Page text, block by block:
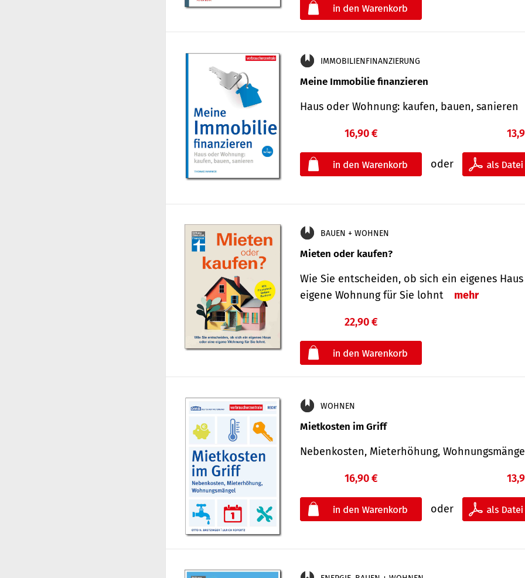
IMMOBILIENFINANZIERUNG
Meine Immobilie finanzieren
Haus oder Wohnung: kaufen, bauen, sanieren
16,90 €
oder
BAUEN + WOHNEN
Mieten oder kaufen?
Wie Sie entscheiden, ob sich ein eigenes
eigene Wohnung für Sie lohnt
mehr
22,90 €
WOHNEN
Mietkosten im Griff
Nebenkosten, Mieterhöhung,
16,90 €
oder